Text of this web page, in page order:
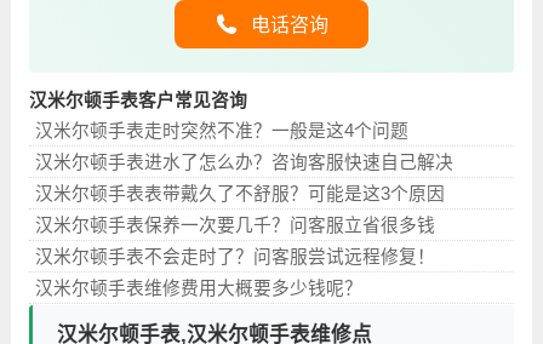
电话咨询
汉米尔顿手表客户常见咨询
汉米尔顿手表走时突然不准？一般是这4个问题
汉米尔顿手表进水了怎么办？咨询客服快速自己解决
汉米尔顿手表表带戴久了不舒服？可能是这3个原因
汉米尔顿手表保养一次要几千？问客服立省很多钱
汉米尔顿手表不会走时了？问客服尝试远程修复！
汉米尔顿手表维修费用大概要多少钱呢？
汉米尔顿手表,汉米尔顿手表维修点